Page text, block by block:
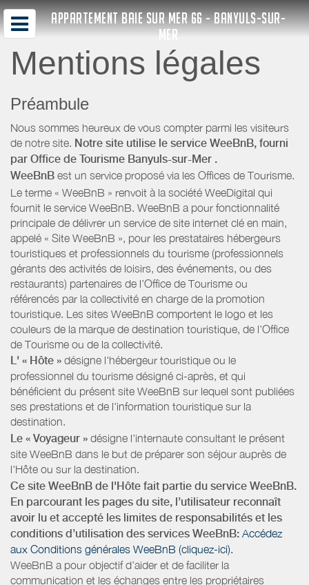
APPARTEMENT BAIE SUR MER 66 - BANYULS-SUR-
MER
Mentions légales
Préambule
Nous sommes heureux de vous compter parmi les visiteurs
de notre site. Notre site utilise le service WeeBnB, fourni
par Office de Tourisme Banyuls-sur-Mer .
WeeBnB est un service proposé via les Offices de Tourisme.
Le terme « WeeBnB » renvoit à la société WeeDigital qui
fournit le service WeeBnB. WeeBnB a pour fonctionnalité
principale de délivrer un service de site internet clé en main,
appelé « Site WeeBnB », pour les prestataires hébergeurs
touristiques et professionnels du tourisme (professionnels
gérants des activités de loisirs, des événements, ou des
restaurants) partenaires de l’Office de Tourisme ou
référencés par la collectivité en charge de la promotion
touristique. Les sites WeeBnB comportent le logo et les
couleurs de la marque de destination touristique, de l’Office
de Tourisme ou de la collectivité.
L' « Hôte » désigne l'hébergeur touristique ou le
professionnel du tourisme désigné ci-après, et qui
bénéficient du présent site WeeBnB sur lequel sont publiées
ses prestations et de l'information touristique sur la
destination.
Le « Voyageur » désigne l'internaute consultant le présent
site WeeBnB dans le but de préparer son séjour auprès de
l'Hôte ou sur la destination.
Ce site WeeBnB de l'Hôte fait partie du service WeeBnB.
En parcourant les pages du site, l’utilisateur reconnaît
avoir lu et accepté les limites de responsabilités et les
conditions d’utilisation des services WeeBnB: Accédez
aux Conditions générales WeeBnB (cliquez-ici).
WeeBnB a pour objectif d’aider et de faciliter la
communication et les échanges entre les propriétaires